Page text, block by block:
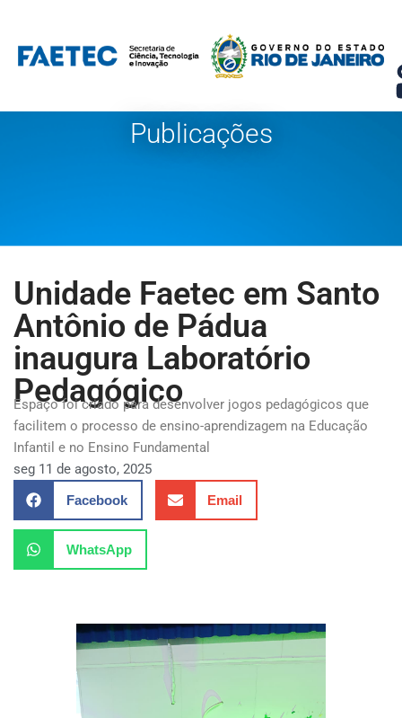
Pular
para
conteúdo
Publicações
Unidade Faetec em Santo
Antônio de Pádua
inaugura Laboratório
Pedagógico
Espaço foi criado para desenvolver jogos pedagógicos que
facilitem o processo de ensino-aprendizagem na Educação
Infantil e no Ensino Fundamental
seg 11 de agosto, 2025
Facebook Email
WhatsApp